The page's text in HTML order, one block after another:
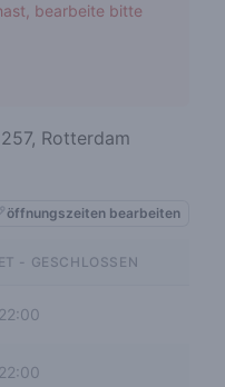
bearbeite bitte
Rotterdam
öffnungszeiten bearbeiten
- GESCHLOSSEN
22:00
22:00